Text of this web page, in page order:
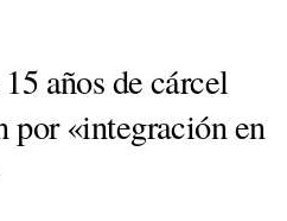
años de cárcel
por «integración en